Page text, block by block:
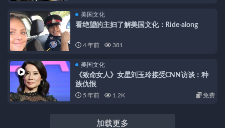
美国文化
看绝望的主妇了解美国文化：Ride-along
4 年前 381
美国文化
《致命女人》女星刘玉玲接受CNN访谈：种
族仇恨
5 年前 1.2K 免费
加载更多